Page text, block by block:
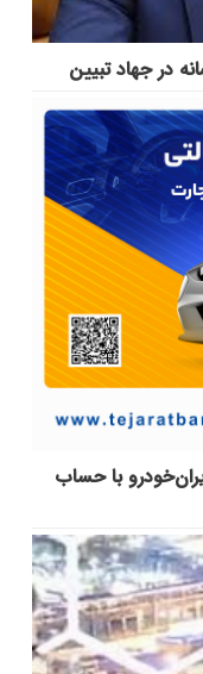
در جهاد تبیین
با حساب